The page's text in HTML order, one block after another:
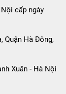
cấp ngày
Quận Hà Đông,
Xuân - Hà Nội